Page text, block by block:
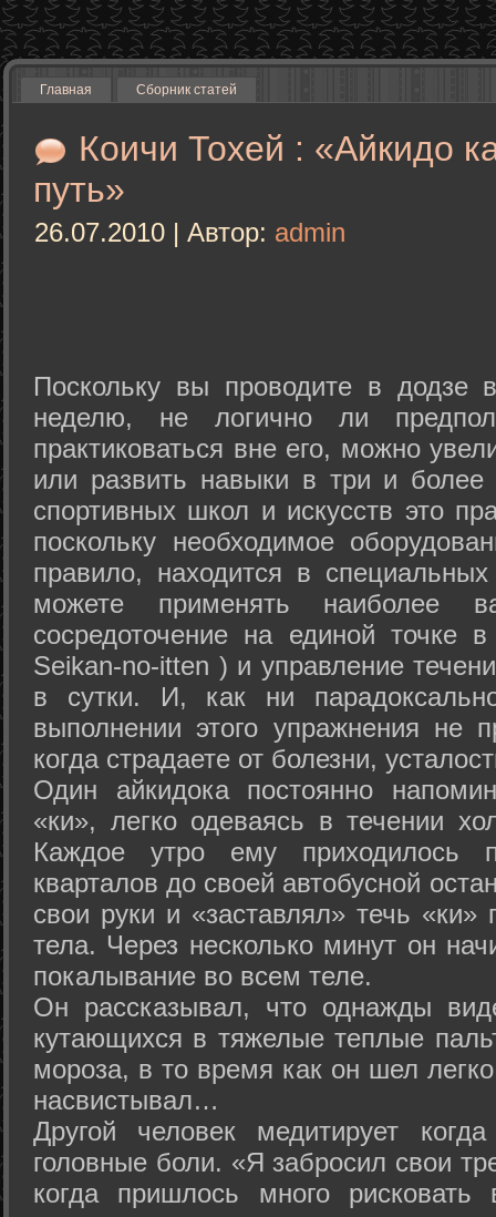
Главная Сборник статей
Коичи Тохей : «Айкидо
путь»
26.07.2010 | Автор: admin
Поскольку вы проводите в додзе
неделю, не логично ли
практиковаться вне его, можно
или развить навыки в три и
спортивных школ и искусств это
поскольку необходимое
правило, находится в
можете применять наиболее
сосредоточение на единой точке
Seikan-­no-­itten ) и управление
в сутки. И, как ни
выполнении этого упражнения не
когда страдаете от болезни,
Один айкидока постоянно
«ки», легко одеваясь в течении
Каждое утро ему приходилось
кварталов до своей автобусной
свои руки и «заставлял» течь «ки»
тела. Через несколько минут он
покалывание во всем теле.
Он рассказывал, что однажды
кутающихся в тяжелые теплые
мороза, в то время как он шел
насвистывал…
Другой человек медитирует
головные боли. «Я забросил свои
когда пришлось много